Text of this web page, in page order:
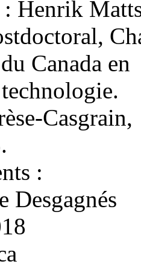
Henrik
Canada en
Casgrain,
:
Desgagnés